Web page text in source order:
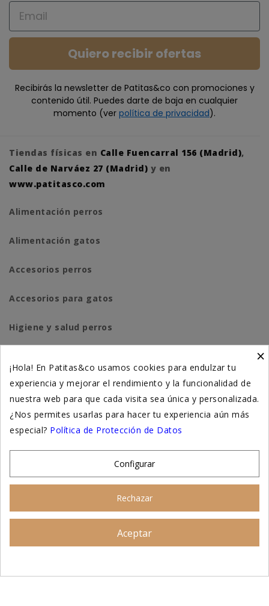
Email
Quiero recibir ofertas
Recibirás la newsletter de Patitas&co con promociones y
contenido útil. Puedes darte de baja en cualquier
momento (ver política de privacidad).
Tiendas físicas en Calle Fuencarral 156 (Madrid),
Calle de Narváez 27 (Madrid) y en
www.patitasco.com
Alimentación perros
Alimentación gatos
Accesorios perros
Accesorios para gatos
Higiene y salud perros
Suplementación natural
Otros
×
¡Hola! En Patitas&co usamos cookies para endulzar tu
experiencia y mejorar el rendimiento y la funcionalidad de
nuestra web para que cada visita sea única y personalizada.
¿Nos permites usarlas para hacer tu experiencia aún más
especial? Política de Protección de Datos
Configurar
Rechazar
Aceptar